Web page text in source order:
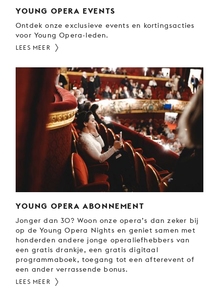
YOUNG OPERA EVENTS
Ontdek onze exclusieve events en kortingsacties
voor Young Opera-leden.
LEES MEER
YOUNG OPERA ABONNEMENT
Jonger dan 30? Woon onze opera’s dan zeker bij
op de Young Opera Nights en geniet samen met
honderden andere jonge operaliefhebbers van
een gratis drankje, een gratis digitaal
programmaboek, toegang tot een afterevent of
een ander verrassende bonus.
LEES MEER